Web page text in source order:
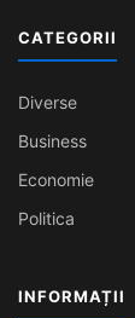
CATEGORII
Diverse
Business
Economie
Politica
INFORMAȚII